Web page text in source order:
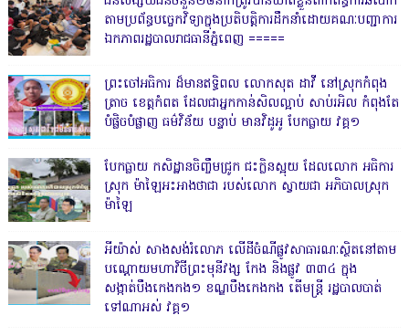
តាមប្រព័ន្ធបច្ចេកវិទ្យាក្នុងប្រតិបត្តិការដឹកនាំដោយគណៈបញ្ជាការ
ឯកភាពរដ្ឋបាលរាជធានីភ្នំពេញ ‎=====
ព្រះចៅអធិការ ដ៏មានឥទ្ធិពល លោកសុត ដាវី នៅស្រុកកំពុង
ត្រាច ខេត្តកំពត ដែលជាអ្នកកាន់សិលល្អាប់ សាប់រអិល កំពុងតែ
បំផ្លិចបំផ្លាញ ធម៌វិន័យ បន្ទាប់ មានវិដូអូ បែកធ្លាយ វគ្គ១
បែកធ្លាយ កសិដ្ឋានចិញ្ចឹមជ្រូក ជះក្លិនស្អុយ ដែលលោក អធិការ
ស្រុក ម៉ាឡៃអះអាងថាជា របស់លោក ស្វាយជា អភិបាលស្រុក
ម៉ាឡៃ
អីយ៉ាស់ សាងសង់រំលោភ លើដីចំណីផ្លូវសាធារណៈស្ថិតនៅតាម
បណ្ដោយមហាវិថីព្រះមុនីវង្ស កែង និងផ្លូវ ៣៣៤ ក្នុង
សង្កាត់បឹងកេងកង១ ខណ្ឌបឹងកេងកង តើមន្ត្រី រដ្ឋបាលបាត់
ទៅណាអស់ វគ្គ១